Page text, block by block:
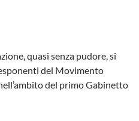
quasi senza pudore, si
del Movimento
del primo Gabinetto